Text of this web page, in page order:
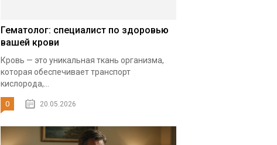
Гематолог: специалист по здоровью
вашей крови
Кровь — это уникальная ткань организма,
которая обеспечивает транспорт
кислорода,...
0 20.05.2026